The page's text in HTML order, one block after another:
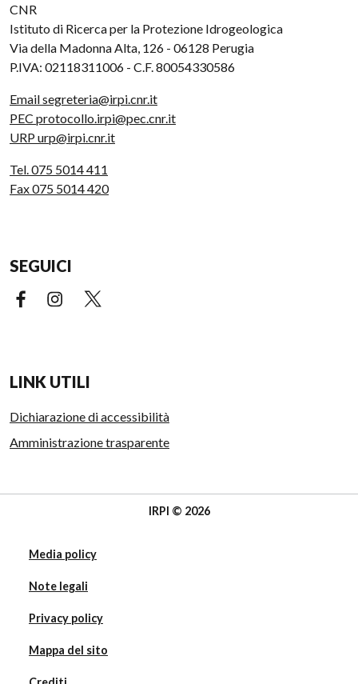
CNR
Istituto di Ricerca per la Protezione Idrogeologica
Via della Madonna Alta, 126 - 06128 Perugia
P.IVA: 02118311006 - C.F. 80054330586
Email segreteria@irpi.cnr.it
PEC protocollo.irpi@pec.cnr.it
URP urp@irpi.cnr.it
Tel. 075 5014 411
Fax 075 5014 420
SEGUICI
Facebook (link esterno)
Instagram (link esterno)
LINK UTILI
Dichiarazione di accessibilità
Amministrazione trasparente
IRPI © 2026
Media policy
Note legali
Privacy policy
Mappa del sito